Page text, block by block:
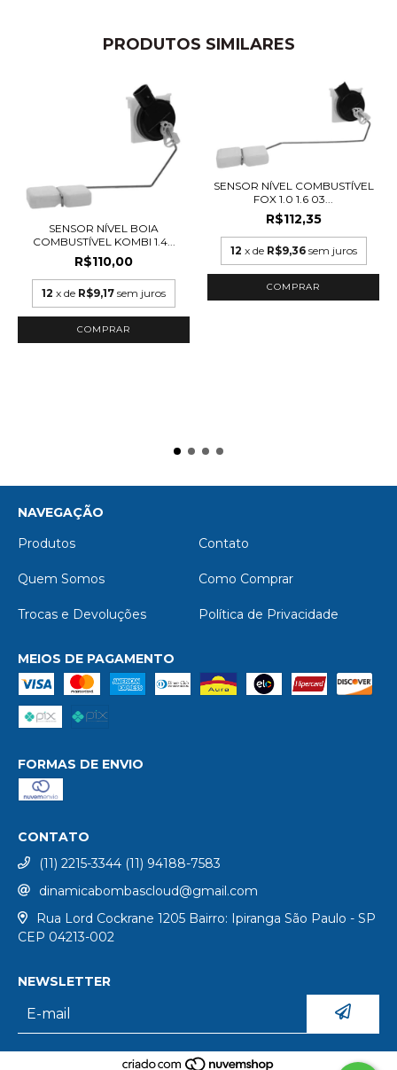
PRODUTOS SIMILARES
SENSOR NÍVEL BOIA
COMBUSTÍVEL KOMBI 1.4...
R$110,00
12 x de R$9,17 sem juros
SENSOR NÍVEL COMBUSTÍVEL
FOX 1.0 1.6 03...
R$112,35
12 x de R$9,36 sem juros
NAVEGAÇÃO
Produtos
Contato
Quem Somos Como Comprar
Trocas e Devoluções Política de Privacidade
MEIOS DE PAGAMENTO
FORMAS DE ENVIO
CONTATO
(11) 2215-3344 (11) 94188-7583
dinamicabombascloud@gmail.com
Rua Lord Cockrane 1205 Bairro: Ipiranga São Paulo - SP
CEP 04213-002
NEWSLETTER